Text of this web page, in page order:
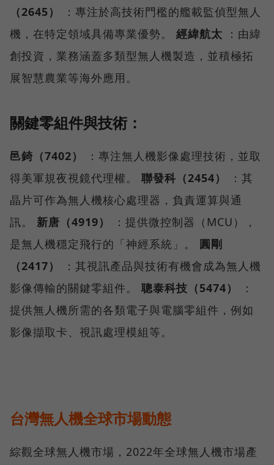
（2645）
：專注於高技術門檻的艦載監偵型無人
機，在特定領域具備專業優勢。 經緯航太 ：由緯
創投資，業務涵蓋多類型無人機製造，並積極拓
展智慧農業等海外應用。
關鍵零組件與技術：
邑錡（7402）
：專注無人機影像處理技術，並取
得美軍規夜視鏡代理權。 聯發科（2454）
：其
晶片可作為無人機核心處理器，負責運算與通
訊。 新唐（4919）
：提供微控制器（MCU），
是無人機穩定飛行的「神經系統」。 圓剛
（2417）
：其視訊產品與技術有機會成為無人機
影像傳輸的關鍵零組件。 聰泰科技（5474）
：
提供無人機所需的各類電子與電腦零組件，例如
影像擷取卡、視訊處理模組等。
台灣無人機全球市場動態
綜觀全球無人機市場，2022年全球無人機市場產